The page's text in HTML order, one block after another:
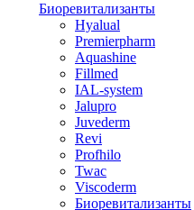
Биоревитализанты
Hyalual
Premierpharm
Aquashine
Fillmed
IAL-system
Jalupro
Juvederm
Revi
Profhilo
Twac
Viscoderm
Биоревитализанты